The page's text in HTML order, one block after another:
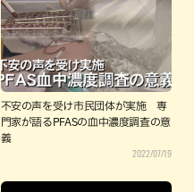
不安の声を受け市民団体が実施 専
門家が語るPFASの血中濃度調査の意
義
2022/07/19